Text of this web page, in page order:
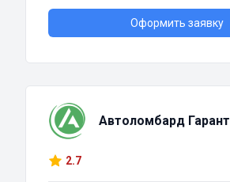
Оформить заявку
Автоломбард Гарант
2.7